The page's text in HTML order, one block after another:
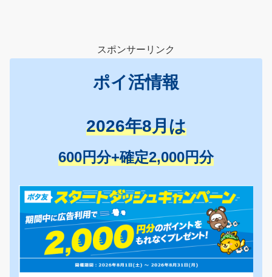
スポンサーリンク
ポイ活情報
2026年8月は
600円分+確定2,000円分